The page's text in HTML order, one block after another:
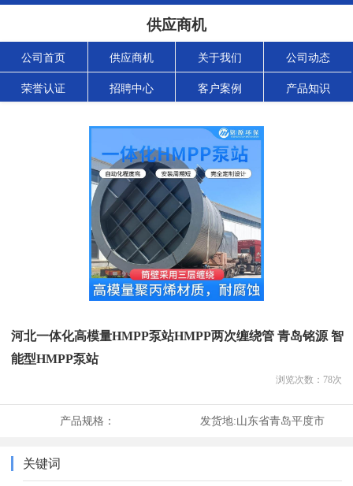
供应商机
公司首页 供应商机 关于我们 公司动态
荣誉认证 招聘中心 客户案例 产品知识
河北一体化高模量HMPP泵站HMPP两次缠绕管 青岛铭源 智
能型HMPP泵站
浏览次数： 78次
产品规格： 发货地:山东省青岛平度市
关键词